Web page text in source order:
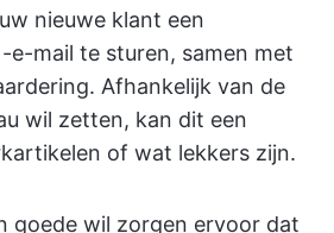
nieuwe klant een
mail te sturen, samen met
Afhankelijk van de
wil zetten, kan dit een
of wat lekkers zijn.
goede wil zorgen ervoor dat